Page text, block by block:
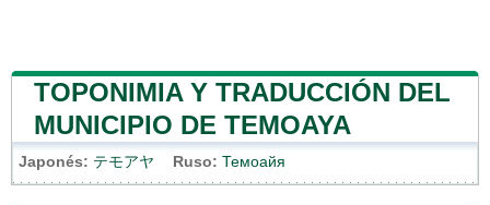
TOPONIMIA Y TRADUCCIÓN DEL
MUNICIPIO DE TEMOAYA
Japonés: テモアヤ Ruso: Темоайя